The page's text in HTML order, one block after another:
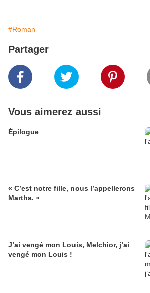
#Roman
Partager
Vous aimerez aussi
Épilogue
« C’est notre fille, nous l’appellerons
Martha. »
J’ai vengé mon Louis, Melchior, j’ai
vengé mon Louis !